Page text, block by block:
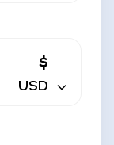
$
USD